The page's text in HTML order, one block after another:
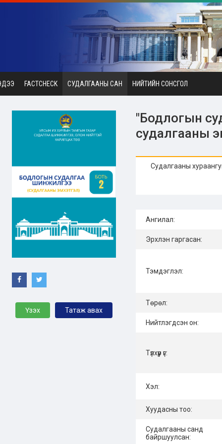
FACTCHECK СУДАЛГААНЫ САН НИЙТИЙН СОНСГОЛ
Үзэх Татаж авах
"Бодлогын
судалгааны
Судалгааны
Ангилал:
Эрхлэн гаргасан:
Тэмдэглэл:
Төрөл:
Нийтлэгдсэн он:
Түлхүүр үг:
Хэл:
Хуудасны тоо:
Судалгааны санд
байршуулсан: